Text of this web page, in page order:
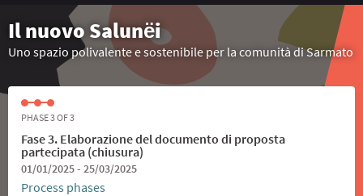
Il nuovo Salunёi
Uno spazio polivalente e sostenibile per la comunità di Sarmato
PHASE 3 OF 3
Fase 3. Elaborazione del documento di proposta
partecipata (chiusura)
01/01/2025 - 25/03/2025
Process phases